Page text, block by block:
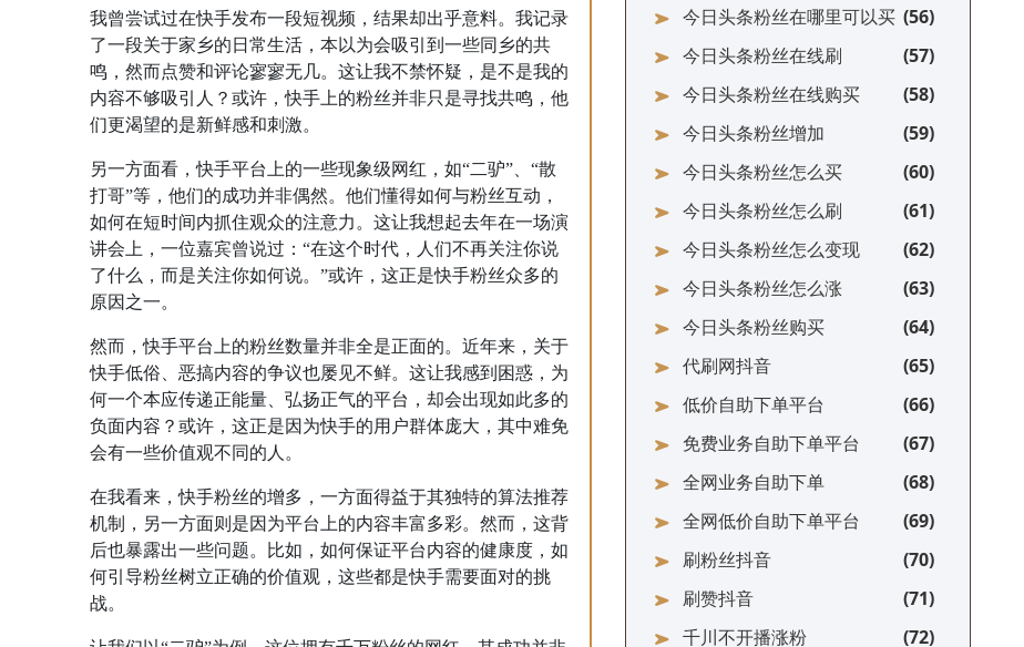
我曾尝试过在快手发布一段短视频，结果却出乎意料。我记录
了一段关于家乡的日常生活，本以为会吸引到一些同乡的共
鸣，然而点赞和评论寥寥无几。这让我不禁怀疑，是不是我的
内容不够吸引人？或许，快手上的粉丝并非只是寻找共鸣，他
们更渴望的是新鲜感和刺激。
另一方面看，快手平台上的一些现象级网红，如“二驴”、“散
打哥”等，他们的成功并非偶然。他们懂得如何与粉丝互动，
如何在短时间内抓住观众的注意力。这让我想起去年在一场演
讲会上，一位嘉宾曾说过：“在这个时代，人们不再关注你说
了什么，而是关注你如何说。”或许，这正是快手粉丝众多的
原因之一。
然而，快手平台上的粉丝数量并非全是正面的。近年来，关于
快手低俗、恶搞内容的争议也屡见不鲜。这让我感到困惑，为
何一个本应传递正能量、弘扬正气的平台，却会出现如此多的
负面内容？或许，这正是因为快手的用户群体庞大，其中难免
会有一些价值观不同的人。
在我看来，快手粉丝的增多，一方面得益于其独特的算法推荐
机制，另一方面则是因为平台上的内容丰富多彩。然而，这背
后也暴露出一些问题。比如，如何保证平台内容的健康度，如
何引导粉丝树立正确的价值观，这些都是快手需要面对的挑
战。
今日头条粉丝在哪里可以买
今日头条粉丝在线刷
今日头条粉丝在线购买
今日头条粉丝增加
今日头条粉丝怎么买
今日头条粉丝怎么刷
今日头条粉丝怎么变现
今日头条粉丝怎么涨
今日头条粉丝购买
代刷网抖音
低价自助下单平台
免费业务自助下单平台
全网业务自助下单
全网低价自助下单平台
刷粉丝抖音
刷赞抖音
千川不开播涨粉